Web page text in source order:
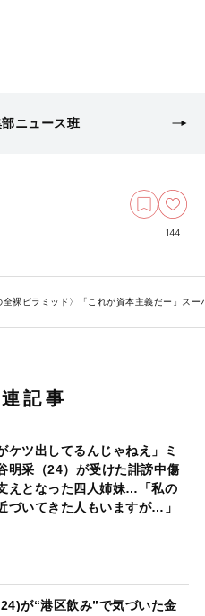
ニュース班
144
全裸ピラミッド〉「これが資本主義だー」ス
記事
ケツ出してるんじゃねえ」ミ
明采（24）が受けた誹謗中傷
えとなった四人姉妹…「私の
づいてきた人もいますが…」
が“港区飲み”で気づいた金